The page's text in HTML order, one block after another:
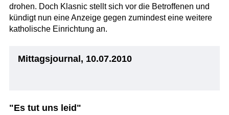
drohen. Doch Klasnic stellt sich vor die Betroffenen und
kündigt nun eine Anzeige gegen zumindest eine weitere
katholische Einrichtung an.
Mittagsjournal, 10.07.2010
"Es tut uns leid"